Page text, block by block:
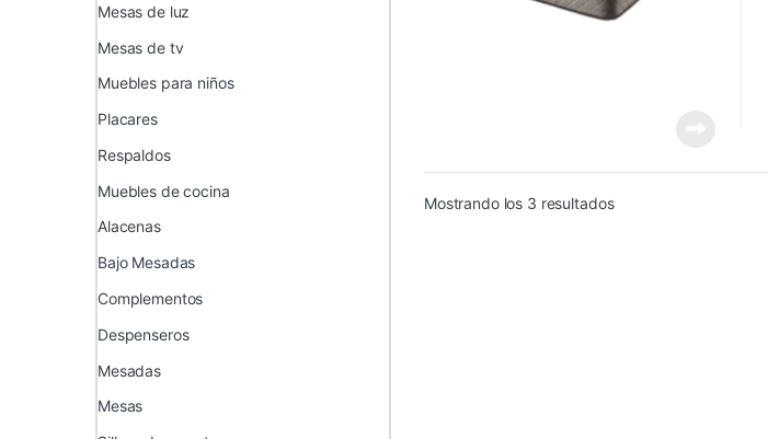
Mostrando los 3 resultadosOrdenado por precio:
Mesas de luz
Mesas de tv
Muebles para niños
Placares
Respaldos
Muebles de cocina
Alacenas
Bajo Mesadas
Complementos
Despenseros
Mesadas
Mesas